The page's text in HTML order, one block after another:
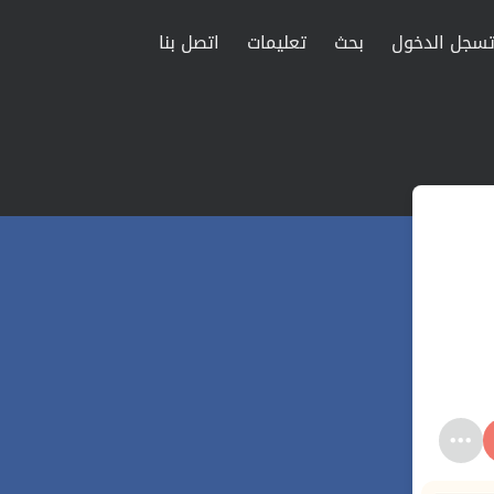
تسجل الدخول بحث تعليمات
اتصل بنا